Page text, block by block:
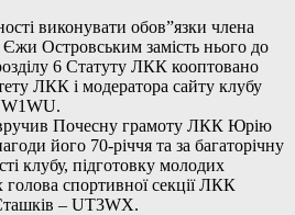
виконувати обов”язки члена
Єжи Островським замість нього до
6 Статуту ЛКК кооптовано
ЛКК і модератора сайту клубу
Почесну грамоту ЛКК Юрію
його 70-річчя та за багаторічну
клубу, підготовку молодих
голова спортивної секції ЛКК
– UT3WX.